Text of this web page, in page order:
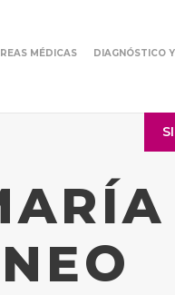
MÉDICAS DIAGNÓSTICO